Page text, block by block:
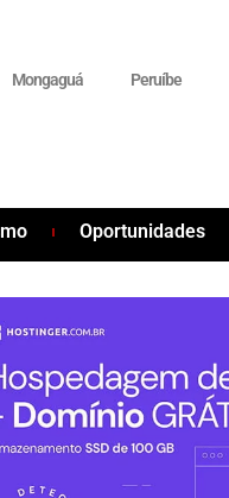
Mongaguá Peruíbe
Oportunidades